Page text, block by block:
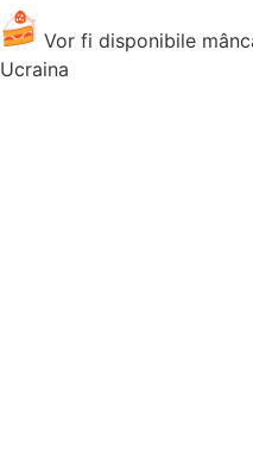
Vor fi disponibile
Ucraina